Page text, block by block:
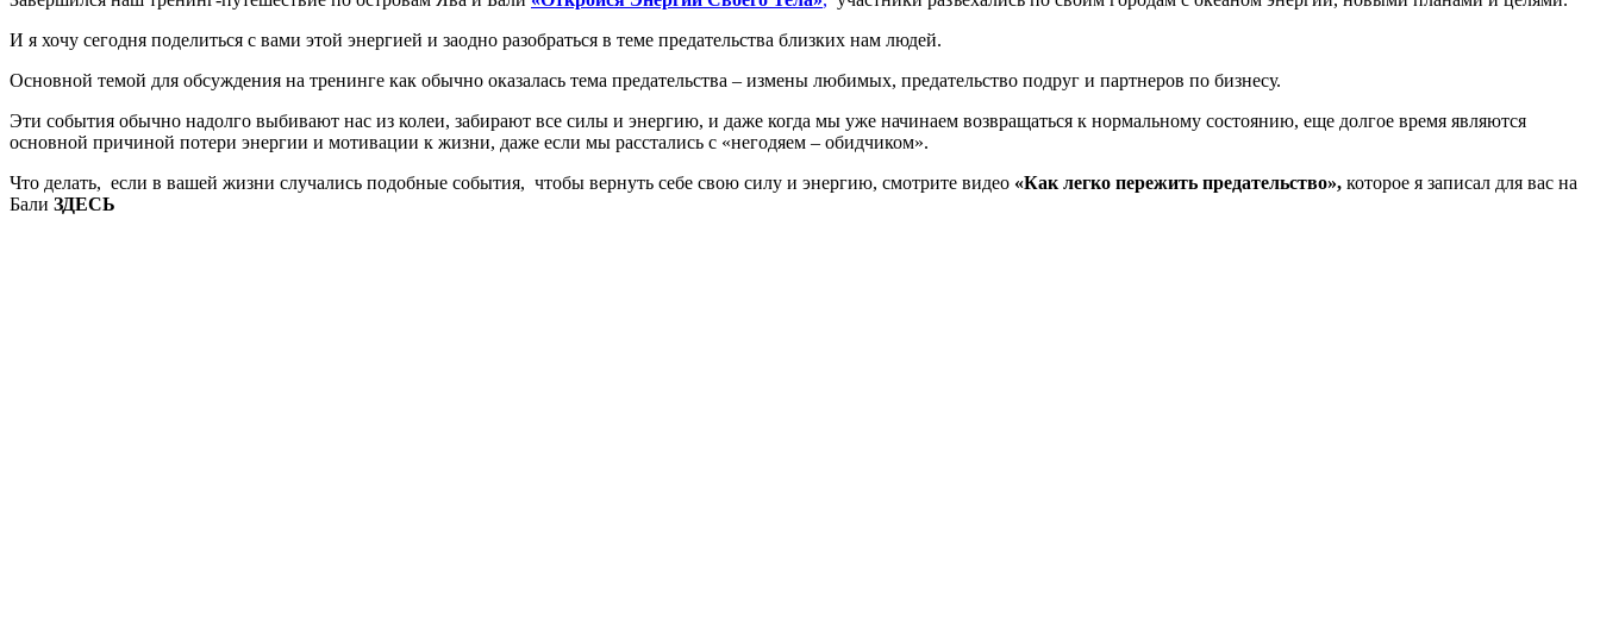
И я хочу сегодня поделиться с вами этой энергией и заодно разобраться в теме предательства близких нам людей.
Основной темой для обсуждения на тренинге как обычно оказалась тема предательства – измены любимых, предательство подруг и партнеров по бизнесу.
Эти события обычно надолго выбивают нас из колеи, забирают все силы и энергию, и даже когда мы уже начинаем возвращаться к нормальному состоянию, еще долгое время являются
основной причиной потери энергии и мотивации к жизни, даже если мы расстались с «негодяем – обидчиком».
Что делать, если в вашей жизни случались подобные события, чтобы вернуть себе свою силу и энергию, смотрите видео «Как легко пережить предательство», которое я записал для вас на
Бали ЗДЕСЬ